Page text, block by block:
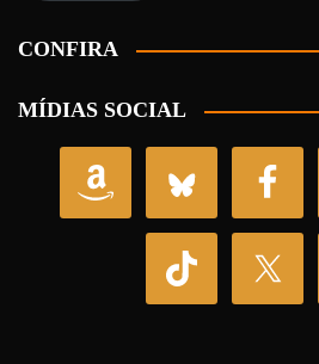
CONFIRA
MÍDIAS SOCIAL